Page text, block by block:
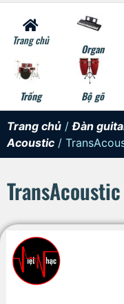
Trang chủ
Organ
Trống Bộ gõ
Trang chủ /Đàn
Acoustic /